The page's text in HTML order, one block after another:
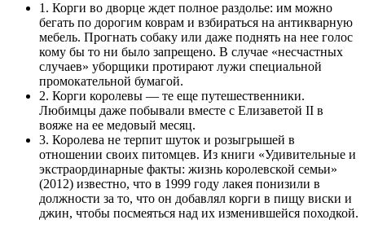
1. Корги во дворце ждет полное раздолье: им можно
бегать по дорогим коврам и взбираться на антикварную
мебель. Прогнать собаку или даже поднять на нее голос
кому бы то ни было запрещено. В случае «несчастных
случаев» уборщики протирают лужи специальной
промокательной бумагой.
2. Корги королевы — те еще путешественники.
Любимцы даже побывали вместе с Елизаветой II в
вояже на ее медовый месяц.
3. Королева не терпит шуток и розыгрышей в
отношении своих питомцев. Из книги «Удивительные и
экстраординарные факты: жизнь королевской семьи»
(2012) известно, что в 1999 году лакея понизили в
должности за то, что он добавлял корги в пищу виски и
джин, чтобы посмеяться над их изменившейся походкой.